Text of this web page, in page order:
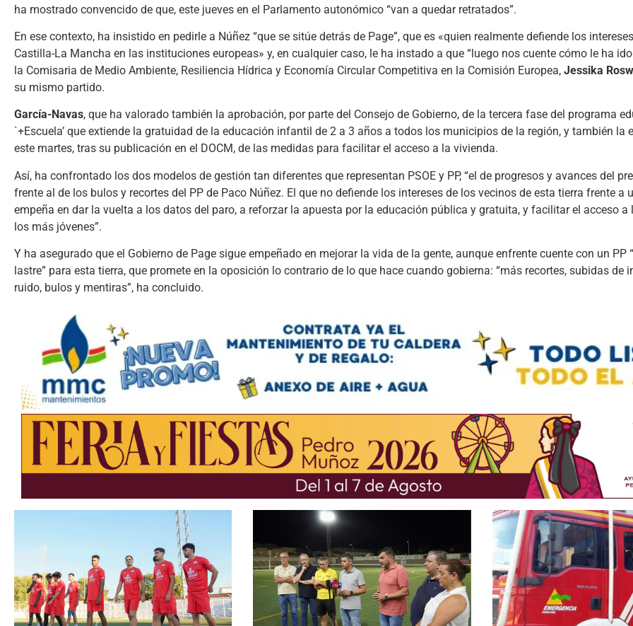
ha mostrado convencido de que, este jueves en el Parlamento autonómico “van a quedar retratados”.
En ese contexto, ha insistido en pedirle a Núñez “que se sitúe detrás de Page”, que es «quien realmente defiende los
Castilla-La Mancha en las instituciones europeas» y, en cualquier caso, le ha instado a que “luego nos cuente cómo le ha
la Comisaria de Medio Ambiente, Resiliencia Hídrica y Economía Circular Competitiva en la Comisión Europea, Jessika
su mismo partido.
García-Navas, que ha valorado también la aprobación, por parte del Consejo de Gobierno, de la tercera fase del programa
`+Escuela’ que extiende la gratuidad de la educación infantil de 2 a 3 años a todos los municipios de la región, y también la
este martes, tras su publicación en el DOCM, de las medidas para facilitar el acceso a la vivienda.
Así, ha confrontado los dos modelos de gestión tan diferentes que representan PSOE y PP, “el de progresos y avances del
frente al de los bulos y recortes del PP de Paco Núñez. El que no defiende los intereses de los vecinos de esta tierra frente a
empeña en dar la vuelta a los datos del paro, a reforzar la apuesta por la educación pública y gratuita, y facilitar el acceso a
los más jóvenes”.
Y ha asegurado que el Gobierno de Page sigue empeñado en mejorar la vida de la gente, aunque enfrente cuente con un PP
lastre” para esta tierra, que promete en la oposición lo contrario de lo que hace cuando gobierna: “más recortes, subidas de
ruido, bulos y mentiras”, ha concluido.